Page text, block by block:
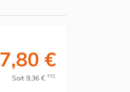
7,80 €
Soit 9,36 € TTC